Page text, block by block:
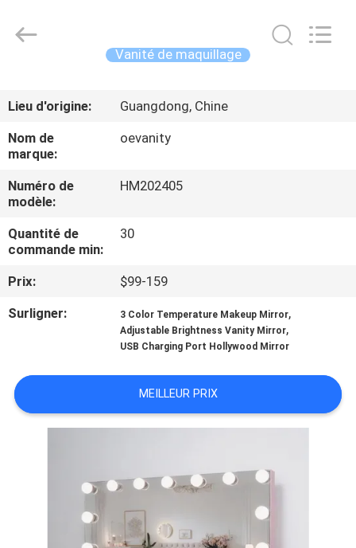
PRODUITS
VIDÉOS
VR
A
DE
NOUS
CONTACT
Furniture
Vanité de maquillage
Lieu d'origine:
Guangdong, Chine
Nom de
marque:
oevanity
Numéro de
modèle:
HM202405
Quantité de
commande min:
30
Prix:
$99-159
Surligner:
3 Color Temperature Makeup Mirror,
Adjustable Brightness Vanity Mirror,
USB Charging Port Hollywood Mirror
MEILLEUR PRIX